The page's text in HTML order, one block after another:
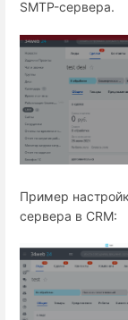
SMTP-сервера.
Пример
сервера в CRM: